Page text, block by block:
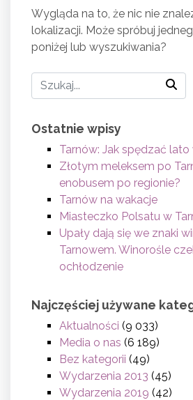
Wygląda na to, że nic nie
lokalizacji. Może spróbuj
poniżej lub wyszukiwania?
Ostatnie wpisy
Tarnów: Jak spędzać lato
Złotym meleksem po
enobusem po regionie?
Tarnów na wakacje
Miasteczko Polsatu w
Upały dają się we znaki
Tarnowem. Winorośle
ochłodzenie
Najczęściej używane
Aktualności (9 033)
Media o nas (6 189)
Bez kategorii (49)
Wydarzenia 2013 (45)
Wydarzenia 2019 (42)